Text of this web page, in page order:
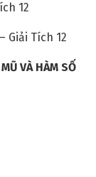
12
Giải Tích 12
VÀ HÀM SỐ